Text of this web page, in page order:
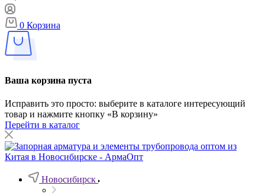
0 Корзина
Ваша корзина пуста
Исправить это просто: выберите в каталоге интересующий
товар и нажмите кнопку «В корзину»
Перейти в каталог
Новосибирск